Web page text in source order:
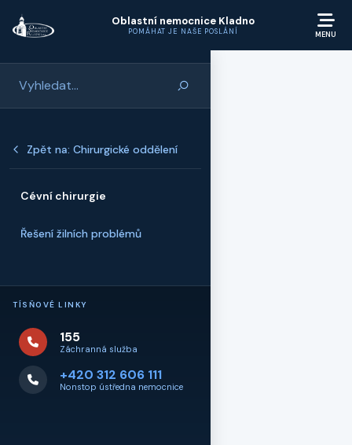
Oblastní nemocnice Kladno
POMÁHAT JE NAŠE POSLÁNÍ
Zpět na: Chirurgické oddělení
Cévní chirurgie
Řešení žilních problémů
TÍSŇOVÉ LINKY
155
Záchranná služba
+420 312 606 111
Nonstop ústředna nemocnice